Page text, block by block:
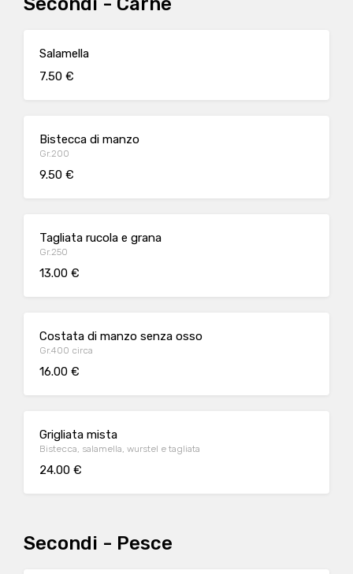
Salamella
7.50 €
Bistecca di manzo
Gr.200
9.50 €
Tagliata rucola e grana
Gr.250
13.00 €
Costata di manzo senza osso
Gr.400 circa
16.00 €
Grigliata mista
Bistecca, salamella, wurstel e tagliata
24.00 €
Secondi - Pesce